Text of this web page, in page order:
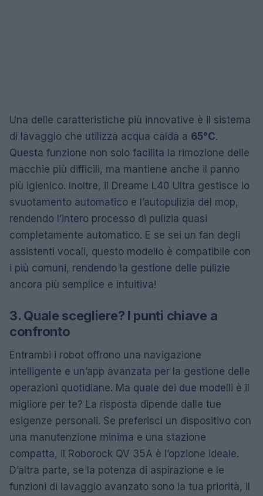
Una delle caratteristiche più innovative è il sistema
di lavaggio che utilizza acqua calda a 65°C.
Questa funzione non solo facilita la rimozione delle
macchie più difficili, ma mantiene anche il panno
più igienico. Inoltre, il Dreame L40 Ultra gestisce lo
svuotamento automatico e l’autopulizia del mop,
rendendo l’intero processo di pulizia quasi
completamente automatico. E se sei un fan degli
assistenti vocali, questo modello è compatibile con
i più comuni, rendendo la gestione delle pulizie
ancora più semplice e intuitiva!
3. Quale scegliere? I punti chiave a
confronto
Entrambi i robot offrono una navigazione
intelligente e un’app avanzata per la gestione delle
operazioni quotidiane. Ma quale dei due modelli è il
migliore per te? La risposta dipende dalle tue
esigenze personali. Se preferisci un dispositivo con
una manutenzione minima e una stazione
compatta, il Roborock QV 35A è l’opzione ideale.
D’altra parte, se la potenza di aspirazione e le
funzioni di lavaggio avanzato sono la tua priorità, il